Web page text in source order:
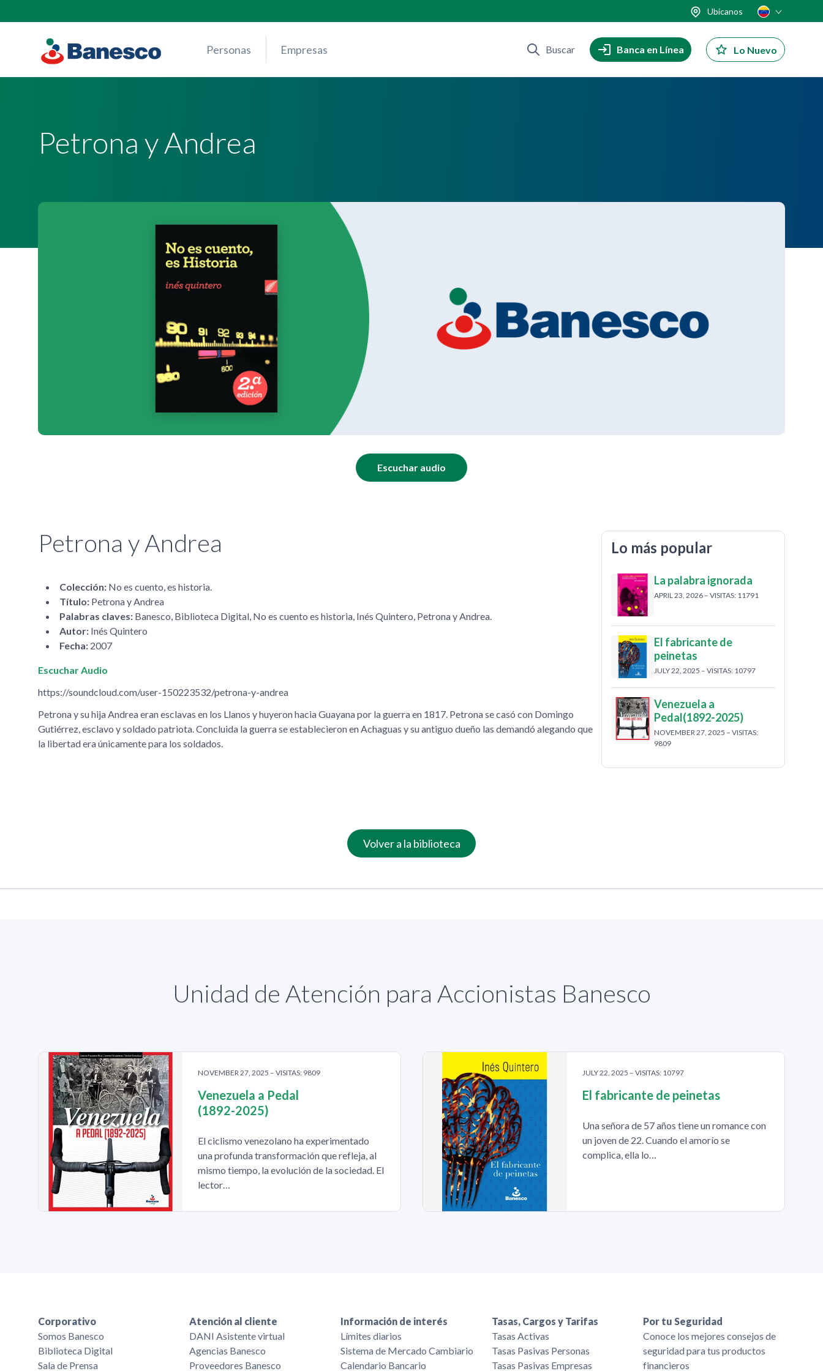
content
Ubícanos
Personas Empresas Buscar Banca en Línea Lo Nuevo
Petrona y Andrea
Escuchar audio
Petrona y Andrea
Colección: No es cuento, es historia.
Título: Petrona y Andrea
Palabras claves: Banesco, Biblioteca Digital, No es cuento es historia, Inés Quintero, Petrona y Andrea.
Autor: Inés Quintero
Fecha: 2007
Escuchar Audio
https://soundcloud.com/user-150223532/petrona-y-andrea
Petrona y su hija Andrea eran esclavas en los Llanos y huyeron hacia Guayana por la guerra en 1817. Petrona se casó con Domingo
Gutiérrez, esclavo y soldado patriota. Concluida la guerra se establecieron en Achaguas y su antiguo dueño las demandó alegando que
la libertad era únicamente para los soldados.
Lo más popular
La palabra ignorada
APRIL 23, 2026 – VISITAS: 11791
El fabricante de
peinetas
JULY 22, 2025 – VISITAS: 10797
Venezuela a
Pedal(1892-2025)
NOVEMBER 27, 2025 – VISITAS:
9809
Volver a la biblioteca
Unidad de Atención para Accionistas Banesco
NOVEMBER 27, 2025 – VISITAS: 9809
Venezuela a Pedal
(1892-2025)
El ciclismo venezolano ha experimentado
una profunda transformación que refleja, al
mismo tiempo, la evolución de la sociedad. El
lector…
JULY 22, 2025 – VISITAS: 10797
El fabricante de peinetas
Una señora de 57 años tiene un romance con
un joven de 22. Cuando el amorío se
complica, ella lo…
Corporativo
Somos Banesco
Biblioteca Digital
Sala de Prensa
Atención al cliente
DANI Asistente virtual
Agencias Banesco
Proveedores Banesco
Información de interés
Límites diarios
Sistema de Mercado Cambiario
Calendario Bancario
Tasas, Cargos y Tarifas
Tasas Activas
Tasas Pasivas Personas
Tasas Pasivas Empresas
Por tu Seguridad
Conoce los mejores consejos de
seguridad para tus productos
financieros